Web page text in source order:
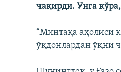
чақирди. Унга
“Минтақа аҳолиси
ўқдонлардан ўқни